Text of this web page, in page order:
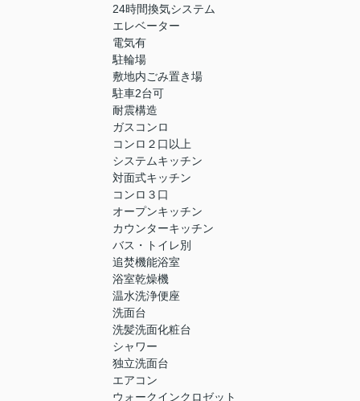
24時間換気システム
エレベーター
電気有
駐輪場
敷地内ごみ置き場
駐車2台可
耐震構造
ガスコンロ
コンロ２口以上
システムキッチン
対面式キッチン
コンロ３口
オープンキッチン
カウンターキッチン
バス・トイレ別
追焚機能浴室
浴室乾燥機
温水洗浄便座
洗面台
洗髪洗面化粧台
シャワー
独立洗面台
エアコン
ウォークインクロゼット